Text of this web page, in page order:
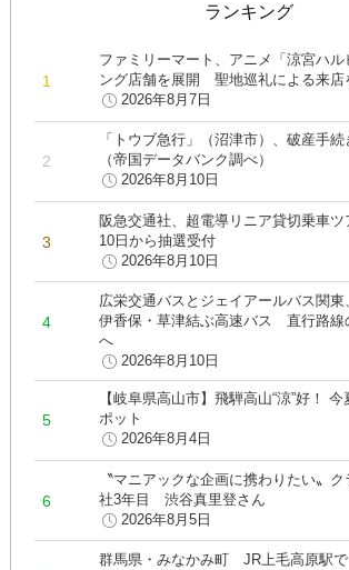
ランキング
ファミリーマート、アニメ「涼宮ハ
ング店舗を展開 聖地巡礼による来店
2026年8月7日
「トウブ急行」（沼津市）、破産手
（帝国データバンク調べ）
2026年8月10日
阪急交通社、超電導リニア貸切乗車
10日から抽選受付
2026年8月10日
広栄交通バスとジェイアールバス関東
伊香保・草津結ぶ高速バス 直行路線
へ
2026年8月10日
【岐阜県高山市】飛騨高山“涼”好！
ポット
2026年8月4日
〝マニアックな企画に携わりたい〟
社3年目 渋谷真里登さん
2026年8月5日
群馬県・みなかみ町 JR上毛高原駅で